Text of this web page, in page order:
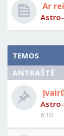
Ar
TEMOS
ANTRAŠTĖ
6:10